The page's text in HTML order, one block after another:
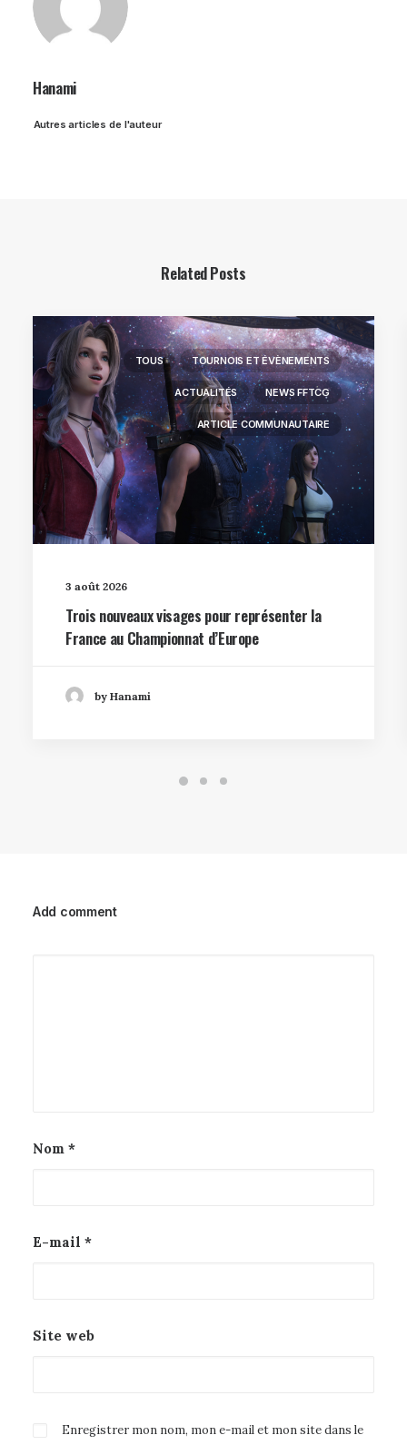
Hanami
Autres articles de l'auteur
Related Posts
TOUS TOURNOIS ET ÉVÈNEMENTS
ACTUALITÉS NEWS FFTCG
ARTICLE COMMUNAUTAIRE
3 août 2026
Trois nouveaux visages pour représenter la
France au Championnat d’Europe
by Hanami
Add comment
Nom *
E-mail *
Site web
Enregistrer mon nom, mon e-mail et mon site dans le